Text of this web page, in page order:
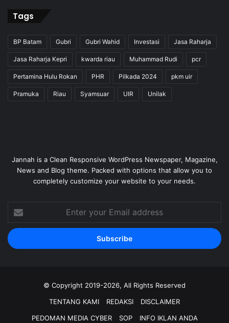
Tags
BP Batam Gubri Gubri Wahid Investasi Jasa Raharja
Jasa Raharja Kepri kwarda riau Muhammad Rudi pcr
Pertamina Hulu Rokan PHR Pilkada 2024 pkm uir
Pramuka Riau Syamsuar UIR Unilak
Jannah is a Clean Responsive WordPress Newspaper, Magazine,
News and Blog theme. Packed with options that allow you to
completely customize your website to your needs.
your
Email
address
© Copyright 2019-2026, All Rights Reserved
TENTANG KAMI
REDAKSI
DISCLAIMER
PEDOMAN MEDIA CYBER
SOP INFO IKLAN ANDA